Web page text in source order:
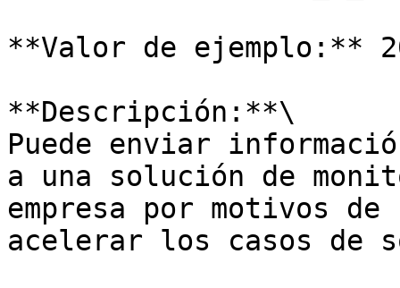
**Valor de ejemplo:**
**Descripción:**\
Puede enviar
a una solución de
empresa por motivos
acelerar los casos de